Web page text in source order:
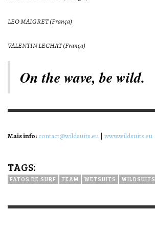
LEO MAIGRET (França)
VALENTIN LECHAT (França)
On the wave, be wild.
Mais info: contact@wildsuits.eu | www.wildsuits.eu
TAGS:
FATOS DE SURF TEAM WETSUITS WILDSUITS